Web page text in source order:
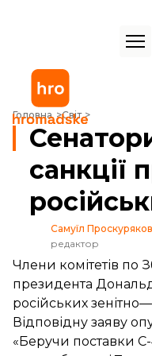
Головна Світ
Сенатори США закликали
санкції
Самуїл Проскуряков
редактор
Члени комітетів по
президента
російських
Відповідну заяву
«Беручи поставки